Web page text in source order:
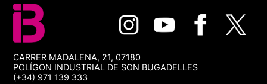
CARRER MADALENA, 21, 07180
POLÍGON INDUSTRIAL DE SON BUGADELLES
(+34) 971 139 333